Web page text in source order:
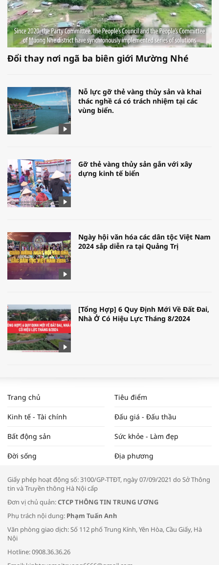
Đổi thay nơi ngã ba biên giới Mường Nhé
Nỗ lực gỡ thẻ vàng thủy sản và khai
thác nghề cá có trách nhiệm tại các
vùng biển.
Gỡ thẻ vàng thủy sản gắn với xây
dựng kinh tế biển
Ngày hội văn hóa các dân tộc Việt Nam
2024 sắp diễn ra tại Quảng Trị
[Tổng Hợp] 6 Quy Định Mới Về Đất Đai,
Nhà Ở Có Hiệu Lực Tháng 8/2024
NAM NĂM 2024 VÀ NĂM 2025 | NHỊP
ĐẬP THỊ TRƯỜNG #62
Tọa đàm “Xúc tiến thương mại: Khơi
Bác sĩ tư vấn cách phòng tránh bệnh
đường hô hấp trong thời tiết giao mùa
Trang chủ Tiêu điểm
Kinh tế - Tài chính Đấu giá - Đấu thầu
Bất động sản Sức khỏe - Làm đẹp
Đời sống Địa phương
Giấy phép hoạt động số: 3100/GP-TTĐT, ngày 07/09/2021 do Sở Thông
tin và Truyền thông Hà Nội cấp
Đơn vị chủ quản:CTCP THÔNG TIN TRUNG ƯƠNG
Phụ trách nội dung: Phạm Tuấn Anh
Văn phòng giao dịch: Số 112 phố Trung Kính, Yên Hòa, Cầu Giấy, Hà
Nội
Hotline: 0908.36.36.26